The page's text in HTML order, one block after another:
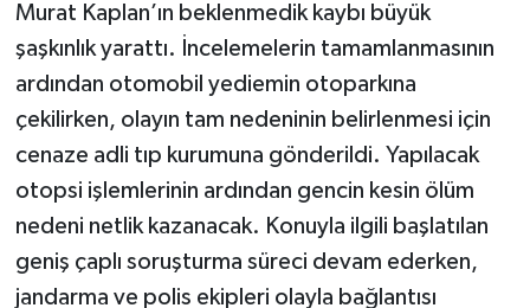
Murat Kaplan’ın beklenmedik kaybı büyük
şaşkınlık yarattı. İncelemelerin tamamlanmasının
ardından otomobil yediemin otoparkına
çekilirken, olayın tam nedeninin belirlenmesi için
cenaze adli tıp kurumuna gönderildi. Yapılacak
otopsi işlemlerinin ardından gencin kesin ölüm
nedeni netlik kazanacak. Konuyla ilgili başlatılan
geniş çaplı soruşturma süreci devam ederken,
jandarma ve polis ekipleri olayla bağlantısı